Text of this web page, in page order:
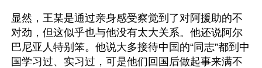
显然，王某是通过亲身感受察觉到了对阿援助的不
对劲，但这似乎也与他没有太大关系。他还说阿尔
巴尼亚人特别笨。他说大多接待中国的“同志”都到中
国学习过、实习过，可是他们回国后做起事来满不